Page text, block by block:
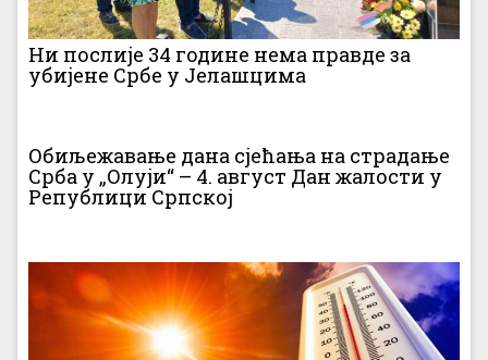
Ни послије 34 године нема правде за
убијене Србе у Јелашцима
Обиљежавање дана сјећања на страдање
Срба у „Олуји“ – 4. август Дан жалости у
Републици Српској